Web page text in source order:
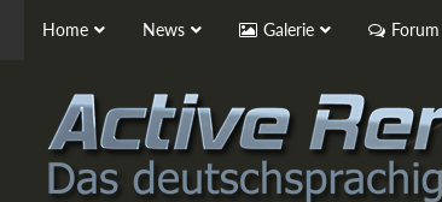
Home News Galerie Forum